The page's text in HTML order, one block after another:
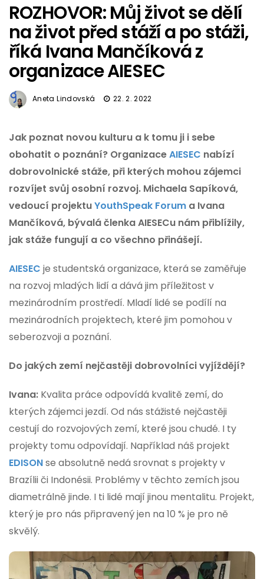
ROZHOVOR: Můj život se dělí
na život před stáží a po stáži,
říká Ivana Mančíková z
organizace AIESEC
Aneta Lindovská 22. 2. 2022
Jak poznat novou kulturu a k tomu ji i sebe
obohatit o poznání? OrganizaceAIESEC nabízí
dobrovolnické stáže, při kterých mohou zájemci
rozvíjet svůj osobní rozvoj. Michaela Sapíková,
vedoucí projektuYouthSpeak Forum a Ivana
Mančíková, bývalá členka AIESECu nám přiblížily,
jak stáže fungují a co všechno přinášejí.
AIESEC je studentská organizace, která se zaměřuje
na rozvoj mladých lidí a dává jim příležitost v
mezinárodním prostředí. Mladí lidé se podílí na
mezinárodních projektech, které jim pomohou v
seberozvoji a poznání.
Do jakých zemí nejčastěji dobrovolníci vyjíždějí?
Ivana: Kvalita práce odpovídá kvalitě zemí, do
kterých zájemci jezdí. Od nás stážisté nejčastěji
cestují do rozvojových zemí, které jsou chudé. I ty
projekty tomu odpovídají. Například náš projekt
EDISONse absolutně nedá srovnat s projekty v
Brazílii či Indonésii. Problémy v těchto zemích jsou
diametrálně jinde. I ti lidé mají jinou mentalitu. Projekt,
který je pro nás připravený jen na 10 % je pro ně
skvělý.